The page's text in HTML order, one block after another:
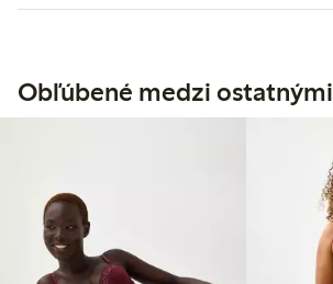
Obľúbené medzi ostatnými